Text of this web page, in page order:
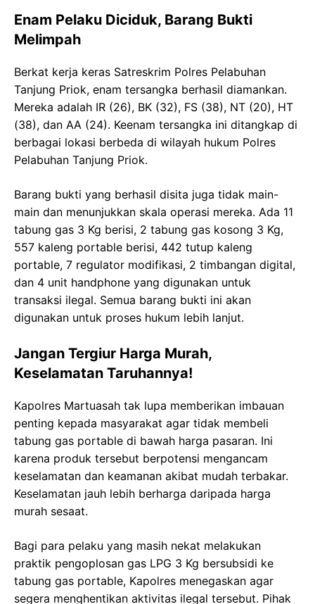
Enam Pelaku Diciduk, Barang Bukti
Melimpah
Berkat kerja keras Satreskrim Polres Pelabuhan
Tanjung Priok, enam tersangka berhasil diamankan.
Mereka adalah IR (26), BK (32), FS (38), NT (20), HT
(38), dan AA (24). Keenam tersangka ini ditangkap di
berbagai lokasi berbeda di wilayah hukum Polres
Pelabuhan Tanjung Priok.
Barang bukti yang berhasil disita juga tidak main-
main dan menunjukkan skala operasi mereka. Ada 11
tabung gas 3 Kg berisi, 2 tabung gas kosong 3 Kg,
557 kaleng portable berisi, 442 tutup kaleng
portable, 7 regulator modifikasi, 2 timbangan digital,
dan 4 unit handphone yang digunakan untuk
transaksi ilegal. Semua barang bukti ini akan
digunakan untuk proses hukum lebih lanjut.
Jangan Tergiur Harga Murah,
Keselamatan Taruhannya!
Kapolres Martuasah tak lupa memberikan imbauan
penting kepada masyarakat agar tidak membeli
tabung gas portable di bawah harga pasaran. Ini
karena produk tersebut berpotensi mengancam
keselamatan dan keamanan akibat mudah terbakar.
Keselamatan jauh lebih berharga daripada harga
murah sesaat.
Bagi para pelaku yang masih nekat melakukan
praktik pengoplosan gas LPG 3 Kg bersubsidi ke
tabung gas portable, Kapolres menegaskan agar
segera menghentikan aktivitas ilegal tersebut. Pihak